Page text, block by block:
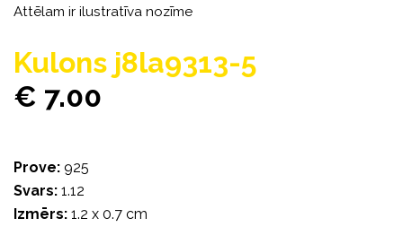
Attēlam ir ilustratīva nozīme
Kulons j8la9313-5
€ 7.00
Prove: 925
Svars: 1.12
Izmērs: 1.2 x 0.7 cm